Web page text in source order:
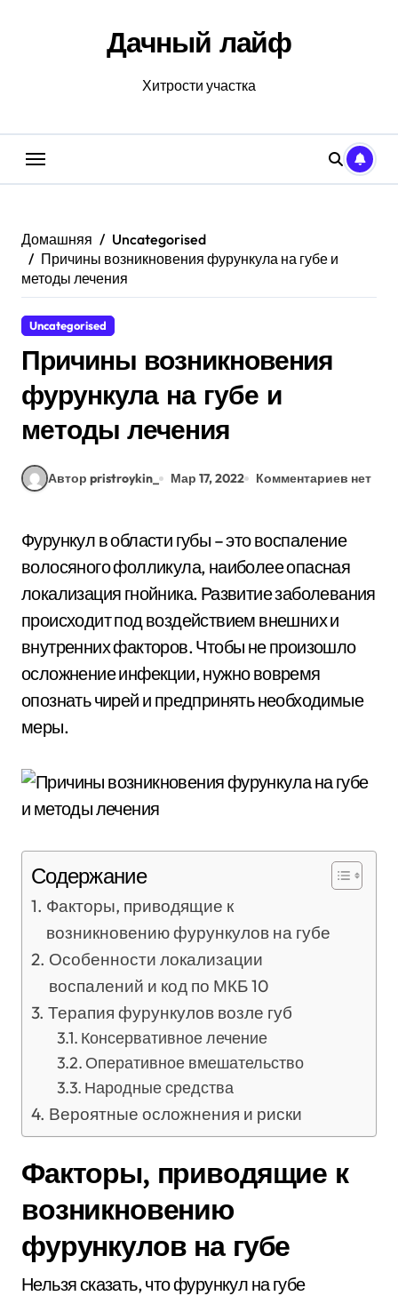
Дачный лайф
Хитрости участка
Домашняя
Uncategorised
Причины возникновения фурункула на губе и
методы лечения
Uncategorised
Причины возникновения
фурункула на губе и
методы лечения
Автор pristroykin_ Мар 17, 2022 Комментариев нет
Фурункул в области губы – это воспаление
волосяного фолликула, наиболее опасная
локализация гнойника. Развитие заболевания
происходит под воздействием внешних и
внутренних факторов. Чтобы не произошло
осложнение инфекции, нужно вовремя
опознать чирей и предпринять необходимые
меры.
Содержание
Факторы, приводящие к
возникновению фурункулов на губе
Особенности локализации
воспалений и код по МКБ 10
Терапия фурункулов возле губ
Консервативное лечение
Оперативное вмешательство
Народные средства
Вероятные осложнения и риски
Факторы, приводящие к
возникновению
фурункулов на губе
Нельзя сказать, что фурункул на губе